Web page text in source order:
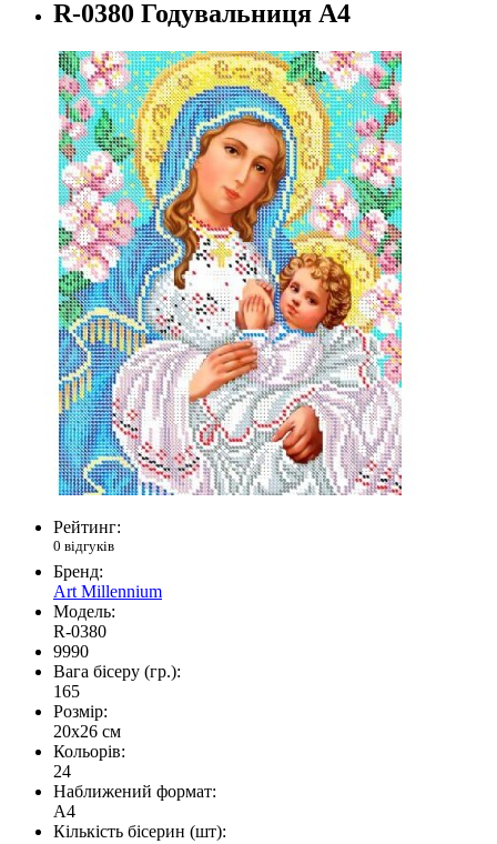
R-0380 Годувальниця А4
Рейтинг:
0 відгуків
Бренд:
Art Millennium
Модель:
R-0380
9990
Вага бісеру (гр.):
165
Розмір:
20x26 см
Кольорів:
24
Наближений формат:
A4
Кількість бісерин (шт):